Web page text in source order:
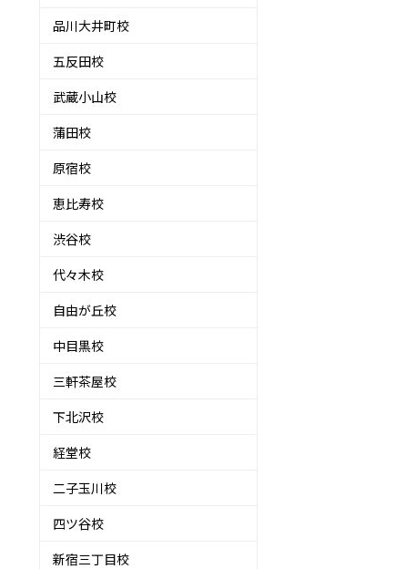
品川大井町校
五反田校
武蔵小山校
蒲田校
原宿校
恵比寿校
渋谷校
代々木校
自由が丘校
中目黒校
三軒茶屋校
下北沢校
経堂校
二子玉川校
四ツ谷校
新宿三丁目校